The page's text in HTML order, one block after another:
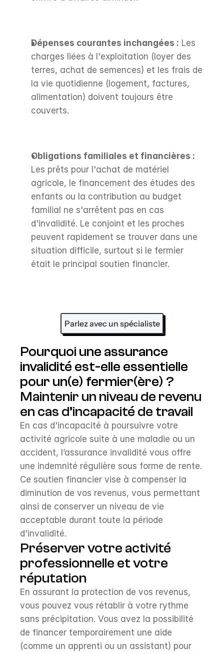
Dépenses courantes inchangées : Les
charges liées à l'exploitation (loyer des
terres, achat de semences) et les frais de
la vie quotidienne (logement, factures,
alimentation) doivent toujours être
couverts.
Obligations familiales et financières :
Les prêts pour l'achat de matériel
agricole, le financement des études des
enfants ou la contribution au budget
familial ne s'arrêtent pas en cas
d'invalidité. Le conjoint et les proches
peuvent rapidement se trouver dans une
situation difficile, surtout si le fermier
était le principal soutien financier.
Parlez avec un spécialiste
Pourquoi une assurance
invalidité est-elle essentielle
pour un(e) fermier(ère) ?
Maintenir un niveau de revenu
en cas d’incapacité de travail
En cas d'incapacité à poursuivre votre
activité agricole suite à une maladie ou un
accident, l’assurance invalidité vous offre
une indemnité régulière sous forme de rente.
Ce soutien financier vise à compenser la
diminution de vos revenus, vous permettant
ainsi de conserver un niveau de vie
acceptable durant toute la période
d'invalidité.
Préserver votre activité
professionnelle et votre
réputation
En assurant la protection de vos revenus,
vous pouvez vous rétablir à votre rythme
sans précipitation. Vous avez la possibilité
de financer temporairement une aide
(comme un apprenti ou un assistant) pour